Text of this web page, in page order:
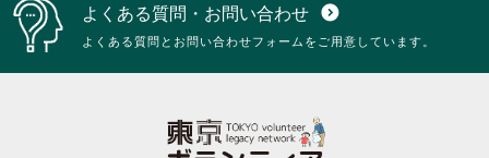
よくある質問・お問い合わせ expand_circle_down
よくある質問とお問い合わせフォームをご用意しています。